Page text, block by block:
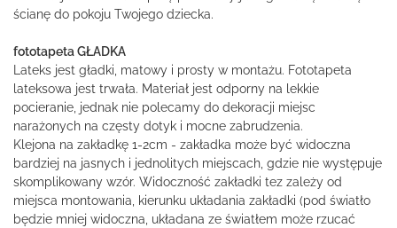
ścianę do pokoju Twojego dziecka.
fototapeta GŁADKA
Lateks jest gładki, matowy i prosty w montażu. Fototapeta
lateksowa jest trwała. Materiał jest odporny na lekkie
pocieranie, jednak nie polecamy do dekoracji miejsc
narażonych na częsty dotyk i mocne zabrudzenia.
Klejona na zakładkę 1-2cm - zakładka może być widoczna
bardziej na jasnych i jednolitych miejscach, gdzie nie występuje
skomplikowany wzór. Widoczność zakładki tez zależy od
miejsca montowania, kierunku układania zakładki (pod światło
będzie mniej widoczna, układana ze światłem może rzucać